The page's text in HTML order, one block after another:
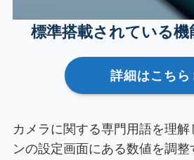
標準搭載されている機
詳細はこちら
カメラに関する専門用語を理解
ンの設定画面にある数値を調整